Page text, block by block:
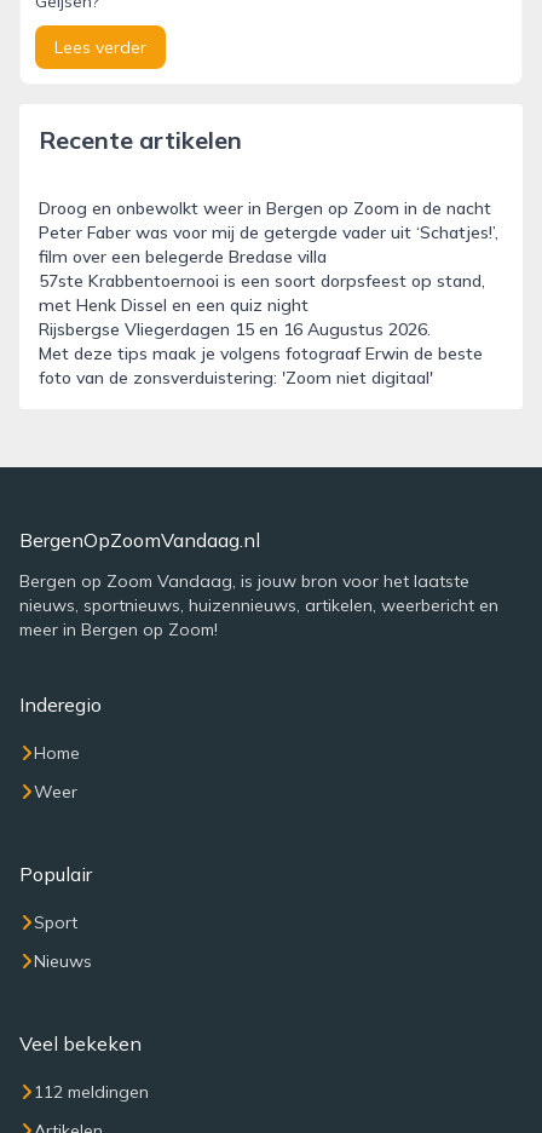
Lees verder
Recente artikelen
Droog en onbewolkt weer in Bergen op Zoom in de nacht
Peter Faber was voor mij de getergde vader uit ‘Schatjes!’,
film over een belegerde Bredase villa
57ste Krabbentoernooi is een soort dorpsfeest op stand,
met Henk Dissel en een quiz night
Rijsbergse Vliegerdagen 15 en 16 Augustus 2026.
Met deze tips maak je volgens fotograaf Erwin de beste
foto van de zonsverduistering: 'Zoom niet digitaal'
BergenOpZoomVandaag.nl
Bergen op Zoom Vandaag, is jouw bron voor het laatste
nieuws, sportnieuws, huizennieuws, artikelen, weerbericht en
meer in Bergen op Zoom!
Inderegio
Home
Weer
Populair
Sport
Nieuws
Veel bekeken
112 meldingen